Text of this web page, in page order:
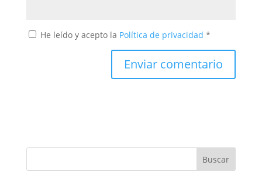
He leído y acepto la Política de privacidad *